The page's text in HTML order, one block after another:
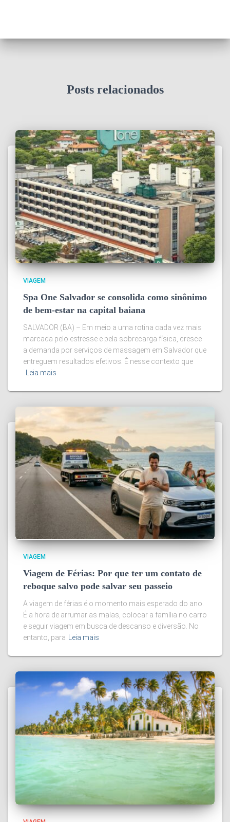
Posts relacionados
VIAGEM
Spa One Salvador se consolida como sinônimo
de bem-estar na capital baiana
SALVADOR (BA) – Em meio a uma rotina cada vez mais
marcada pelo estresse e pela sobrecarga física, cresce
a demanda por serviços de massagem em Salvador que
entreguem resultados efetivos. É nesse contexto que
Leia mais
VIAGEM
Viagem de Férias: Por que ter um contato de
reboque salvo pode salvar seu passeio
A viagem de férias é o momento mais esperado do ano.
É a hora de arrumar as malas, colocar a família no carro
e seguir viagem em busca de descanso e diversão. No
entanto, para Leia mais